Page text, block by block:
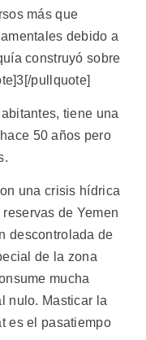
más que
debido a
construyó sobre
pullquote]
tiene una
50 años pero
una crisis hídrica
de Yemen
descontrolada de
de la zona
mucha
nulo. Masticar la
es el pasatiempo